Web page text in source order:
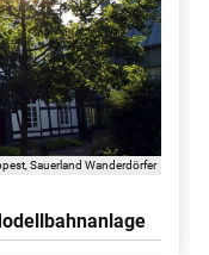
Sauerland Wanderdörfer